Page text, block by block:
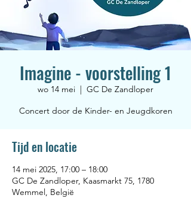
Imagine - voorstelling 1
wo 14 mei
  |
GC De Zandloper
Concert door de Kinder- en Jeugdkoren
Tijd en locatie
14 mei 2025, 17:00 – 18:00
GC De Zandloper, Kaasmarkt 75, 1780
Wemmel, België